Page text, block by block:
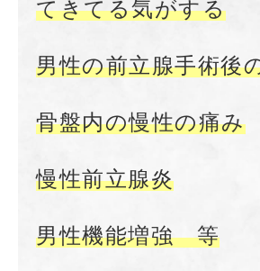
てきてる気がする
男性の前立腺手術後
骨盤内の慢性の痛み
慢性前立腺炎
男性機能増強 等